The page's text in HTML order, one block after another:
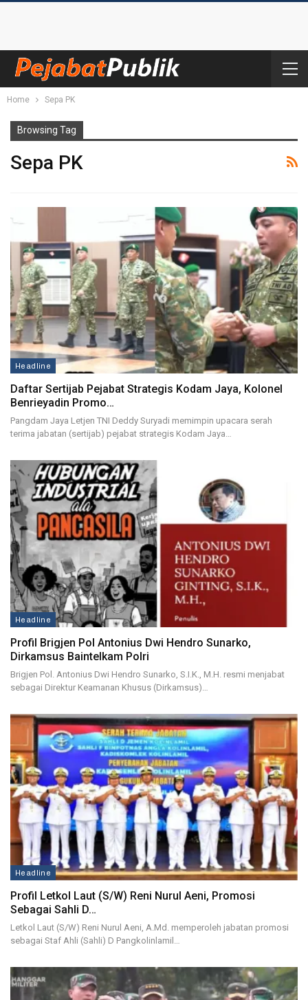
Home Sepa PK
Browsing Tag
Sepa PK
Headline
Daftar Sertijab Pejabat Strategis Kodam Jaya, Kolonel
Benrieyadin Promo…
Pangdam Jaya Letjen TNI Deddy Suryadi memimpin upacara serah
terima jabatan (sertijab) pejabat strategis Kodam Jaya…
Headline
Profil Brigjen Pol Antonius Dwi Hendro Sunarko,
Dirkamsus Baintelkam Polri
Brigjen Pol. Antonius Dwi Hendro Sunarko, S.I.K., M.H. resmi menjabat
sebagai Direktur Keamanan Khusus (Dirkamsus)…
Headline
Profil Letkol Laut (S/W) Reni Nurul Aeni, Promosi
Sebagai Sahli D…
Letkol Laut (S/W) Reni Nurul Aeni, A.Md. memperoleh jabatan promosi
sebagai Staf Ahli (Sahli) D Pangkolinlamil…